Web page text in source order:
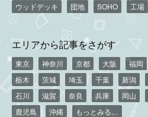
ウッドデッキ
団地 SOHO 工場
エリアから記事をさがす
東京 神奈川 京都 大阪 福岡
栃木
茨城 埼玉 千葉 新潟
石川
滋賀 奈良 兵庫 岡山
鹿児島
沖縄 もっとみる…